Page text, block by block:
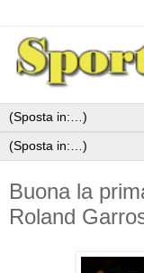
Buona la
Roland